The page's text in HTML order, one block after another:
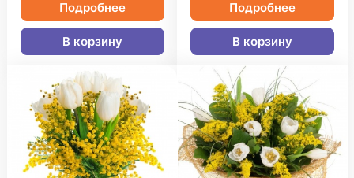
Подробнее
В корзину
Подробнее
В корзину